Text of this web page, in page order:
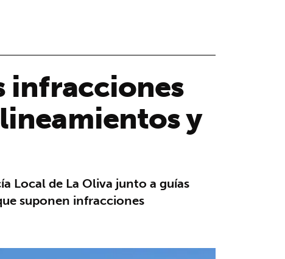
infracciones
y
Local de La Oliva junto a guías
suponen infracciones